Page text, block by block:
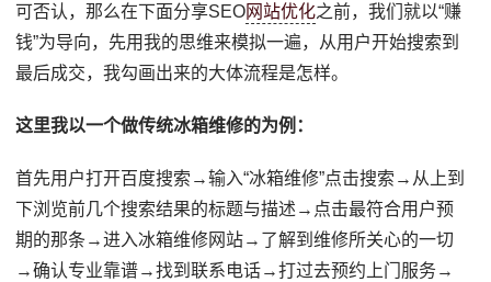
可否认，那么在下面分享SEO网站优化之前，我们就以“赚
钱”为导向，先用我的思维来模拟一遍，从用户开始搜索到
最后成交，我勾画出来的大体流程是怎样。
这里我以一个做传统冰箱维修的为例：
首先用户打开百度搜索→输入“冰箱维修”点击搜索→从上到
下浏览前几个搜索结果的标题与描述→点击最符合用户预
期的那条→进入冰箱维修网站→了解到维修所关心的一切
→确认专业靠谱→找到联系电话→打过去预约上门服务→